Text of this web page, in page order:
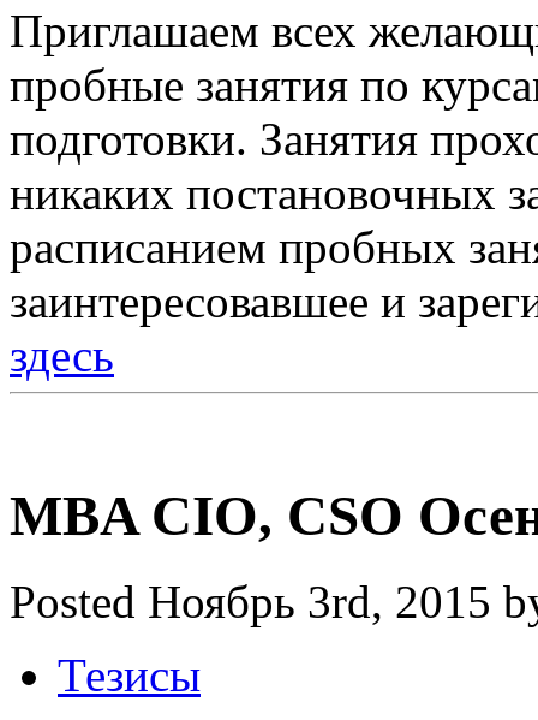
Приглашаем всех
пробные занятия по
подготовки. Занятия
никаких постановочных
расписанием пробных
заинтересовавшее и
здесь
MBA CIO, CSO
Posted Ноябрь 3rd, 2015
Тезисы